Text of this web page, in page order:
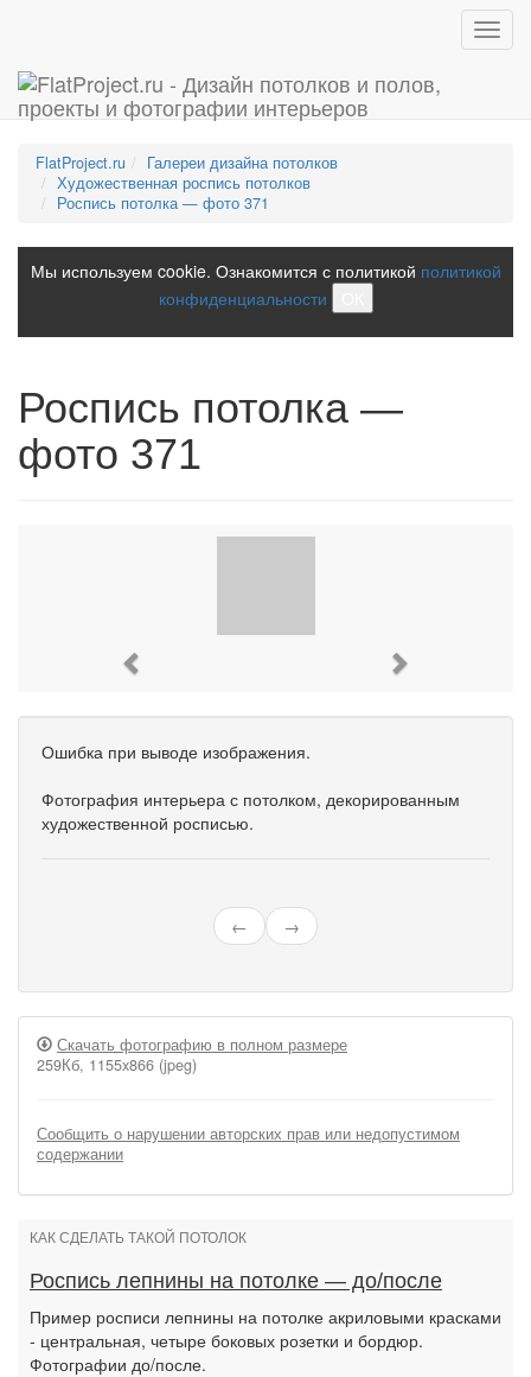
FlatProject.ru
Галереи дизайна потолков
Художественная роспись потолков
Роспись потолка — фото 371
Мы используем cookie. Ознакомится с политикой политикой
конфиденциальности
Роспись потолка —
фото 371
Ошибка при выводе изображения.
Фотография интерьера с потолком, декорированным
художественной росписью.
← →
Скачать фотографию в полном размере
259Кб, 1155x866 (jpeg)
Сообщить о нарушении авторских прав или недопустимом
содержании
КАК СДЕЛАТЬ ТАКОЙ ПОТОЛОК
Роспись лепнины на потолке — до/после
Пример росписи лепнины на потолке акриловыми красками
- центральная, четыре боковых розетки и бордюр.
Фотографии до/после.